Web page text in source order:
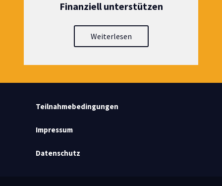
Finanziell unterstützen
Weiterlesen
Teilnahmebedingungen
Impressum
Datenschutz